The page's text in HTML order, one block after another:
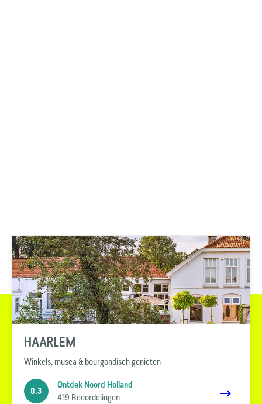
HAARLEM
Winkels, musea & bourgondisch genieten
8.3
Ontdek Noord Holland
419 Beoordelingen